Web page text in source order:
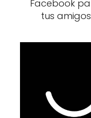
Facebook
tus